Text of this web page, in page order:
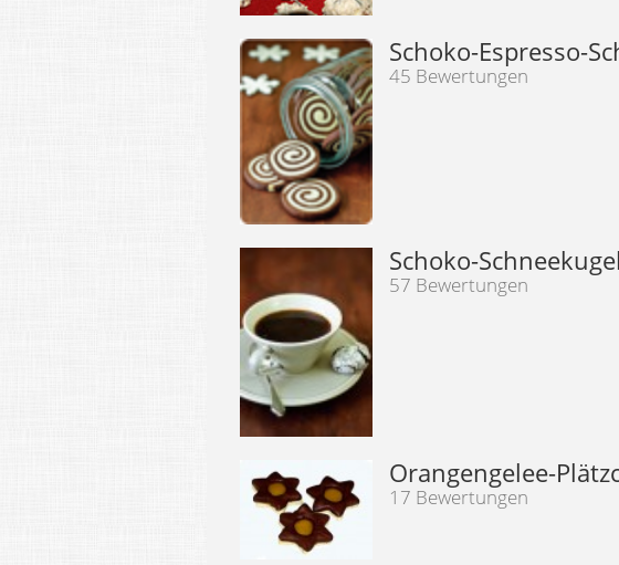
Schoko-Espresso-
45 Bewertungen
Schoko-
57 Bewertungen
Orangengelee-
17 Bewertungen